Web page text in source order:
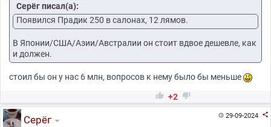
Серёг писал(а):
Появился Прадик 250 в салонах, 12 лямов.
В Японии/США/Азии/Австралии он стоит вдвое дешевле, как
и должен.
стоил бы он у нас 6 млн, вопросов к нему было бы меньше
 +2 
29-09-2024 
Серёг